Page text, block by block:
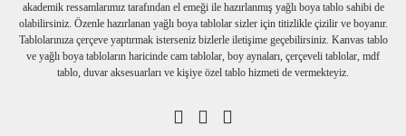
akademik ressamlarımız tarafından el emeği ile hazırlanmış yağlı boya tablo sahibi de
olabilirsiniz. Özenle hazırlanan yağlı boya tablolar sizler için titizlikle çizilir ve boyanır.
Tablolarınıza çerçeve yaptırmak isterseniz bizlerle iletişime geçebilirsiniz. Kanvas tablo
ve yağlı boya tabloların haricinde cam tablolar, boy aynaları, çerçeveli tablolar, mdf
tablo, duvar aksesuarları ve kişiye özel tablo hizmeti de vermekteyiz.